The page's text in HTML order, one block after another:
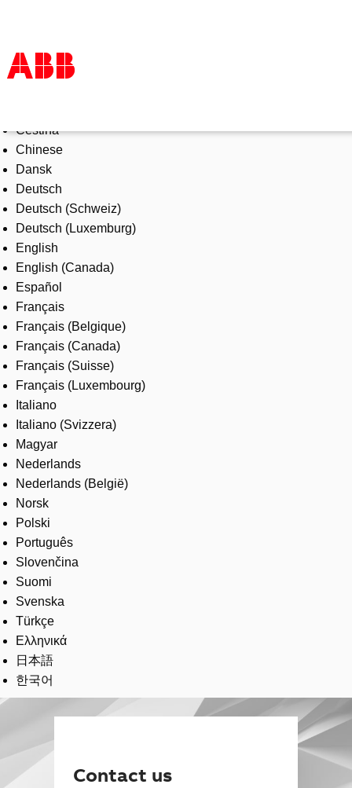
Products & Solutions
Industries
Services
About us
Where to buy
Contact us
Careers
Čeština
Chinese
Dansk
Deutsch
Deutsch (Schweiz)
Deutsch (Luxemburg)
English
English (Canada)
Español
Français
Français (Belgique)
Français (Canada)
Français (Suisse)
Français (Luxembourg)
Italiano
Italiano (Svizzera)
Magyar
Nederlands
Nederlands (België)
Norsk
Polski
Português
Slovenčina
Suomi
Svenska
Türkçe
Ελληνικά
日本語
한국어
Contact us